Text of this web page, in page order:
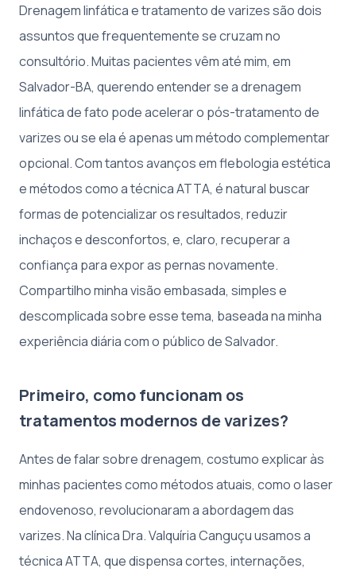
Drenagem linfática e tratamento de varizes são dois
assuntos que frequentemente se cruzam no
consultório. Muitas pacientes vêm até mim, em
Salvador-BA, querendo entender se a drenagem
linfática de fato pode acelerar o pós-tratamento de
varizes ou se ela é apenas um método complementar
opcional. Com tantos avanços em flebologia estética
e métodos como a técnica ATTA, é natural buscar
formas de potencializar os resultados, reduzir
inchaços e desconfortos, e, claro, recuperar a
confiança para expor as pernas novamente.
Compartilho minha visão embasada, simples e
descomplicada sobre esse tema, baseada na minha
experiência diária com o público de Salvador.
Primeiro, como funcionam os
tratamentos modernos de varizes?
Antes de falar sobre drenagem, costumo explicar às
minhas pacientes como métodos atuais, como o laser
endovenoso, revolucionaram a abordagem das
varizes. Na clínica Dra. Valquíria Canguçu usamos a
técnica ATTA, que dispensa cortes, internações,